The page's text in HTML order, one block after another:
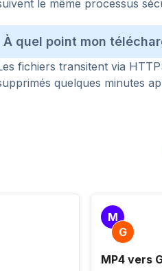
le même processus
À quel point mon
fichiers transitent via
quelques minutes
M
G
MP4 vers